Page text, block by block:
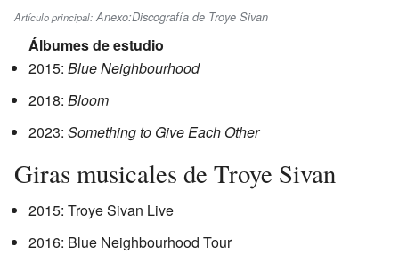
Artículo principal: Anexo:Discografía de Troye Sivan
Álbumes de estudio
2015: Blue Neighbourhood
2018: Bloom
2023: Something to Give Each Other
Giras musicales de Troye Sivan
2015: Troye Sivan Live
2016: Blue Neighbourhood Tour